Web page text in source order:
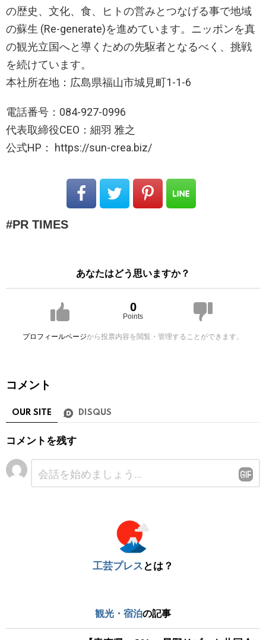
の歴史、文化、食、ヒトの営みとつなげる事で地域
の蘇生 (Re-generate)を進めています。ニッポンを真
の観光立国へと導くための先駆者となるべく、挑戦
を続けています。
本社所在地：広島県福山市城見町1-1-6
電話番号：084-927-0996
代表取締役CEO：細羽 雅之
公式HP： https://sun-crea.biz/
PR TIMES
あなたはどう思いますか？
0
Points
プロフィールページから投票内容を閲覧・管理することができます。
コメント
OUR SITE DISQUS
コメントを残す
工芸プレス とは？
観光・宿泊の記事